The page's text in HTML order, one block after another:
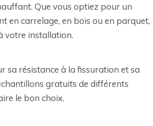
Que vous optiez pour un
en carrelage, en bois ou en parquet,
votre installation.
sa résistance à la fissuration et sa
gratuits de différents
le bon choix.